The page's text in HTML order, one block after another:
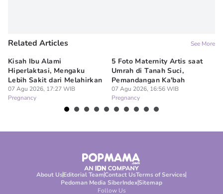
Related Articles See More
Kisah Ibu Alami
Hiperlaktasi, Mengaku
Lebih Sakit dari Melahirkan
07 Agu 2026, 17:27 WIB
Pregnancy
5 Foto Maternity Artis saat
Umrah di Tanah Suci,
Pemandangan Ka'bah
07 Agu 2026, 16:56 WIB
Pregnancy
About UsEditorial TeamContact UsTerms of Services
Pedoman Media SiberIndexSitemap
Follow Us